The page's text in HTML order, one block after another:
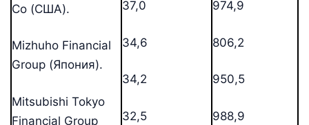
Co (США).
Mizhuho Financial
Group (Япония).
Mitsubishi Tokyo
Financial Group
37,0
34,6
34,2
32,5
974,9
806,2
950,5
988,9